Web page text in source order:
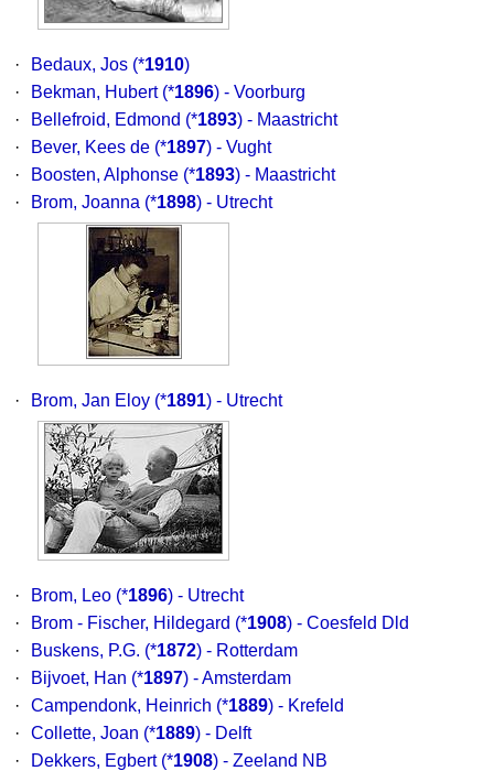
· Bedaux, Jos (*1910)
·
Bekman, Hubert (*1896) - Voorburg
·
Bellefroid, Edmond (*1893) - Maastricht
·
Bever, Kees de (*1897) - Vught
·
Boosten, Alphonse (*1893) - Maastricht
·
Brom, Joanna (*1898) - Utrecht
· Brom, Jan Eloy (*1891) - Utrecht
· Brom, Leo (*1896) - Utrecht
·
Brom - Fischer, Hildegard (*1908) - Coesfeld Dld
·
Buskens, P.G. (*1872) - Rotterdam
·
Bijvoet, Han (*1897) - Amsterdam
·
Campendonk, Heinrich (*1889) - Krefeld
·
Collette, Joan (*1889) - Delft
·
Dekkers, Egbert (*1908) - Zeeland NB